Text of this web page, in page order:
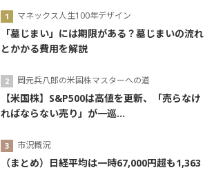
マネックス人生100年デザイン
「墓じまい」には期限がある？墓じまいの流れ
とかかる費用を解説
岡元兵八郎の米国株マスターへの道
【米国株】S&P500は高値を更新、「売らなけ
ればならない売り」が一巡...
市況概況
（まとめ）日経平均は一時67,000円超も1,363